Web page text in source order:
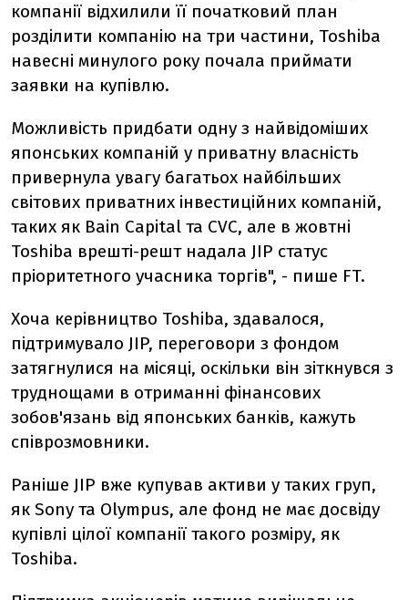
компанії відхилили її початковий план
розділити компанію на три частини, Toshiba
навесні минулого року почала приймати
заявки на купівлю.
Можливість придбати одну з найвідоміших
японських компаній у приватну власність
привернула увагу багатьох найбільших
світових приватних інвестиційних компаній,
таких як Bain Capital та CVC, але в жовтні
Toshiba врешті-решт надала JIP статус
пріоритетного учасника торгів", - пише FT.
Хоча керівництво Toshiba, здавалося,
підтримувало JIP, переговори з фондом
затягнулися на місяці, оскільки він зіткнувся з
труднощами в отриманні фінансових
зобов'язань від японських банків, кажуть
співрозмовники.
Раніше JIP вже купував активи у таких груп,
як Sony та Olympus, але фонд не має досвіду
купівлі цілої компанії такого розміру, як
Toshiba.